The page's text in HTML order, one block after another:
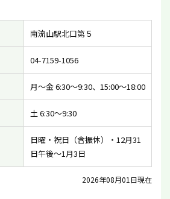
南流山駅北口第５
04-7159-1056
月〜金 6:30〜9:30、15:00〜18:00
土 6:30〜9:30
日曜・祝日（含振休）・12月31
日午後〜1月3日
2026年08月01日現在